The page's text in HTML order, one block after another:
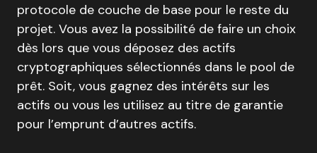
protocole de couche de base pour le reste du
projet. Vous avez la possibilité de faire un choix
dès lors que vous déposez des actifs
cryptographiques sélectionnés dans le pool de
prêt. Soit, vous gagnez des intérêts sur les
actifs ou vous les utilisez au titre de garantie
pour l’emprunt d’autres actifs.